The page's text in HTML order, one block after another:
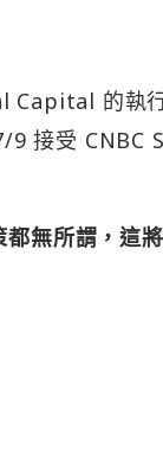
Capital 的執
接受 CNBC
都無所謂，這